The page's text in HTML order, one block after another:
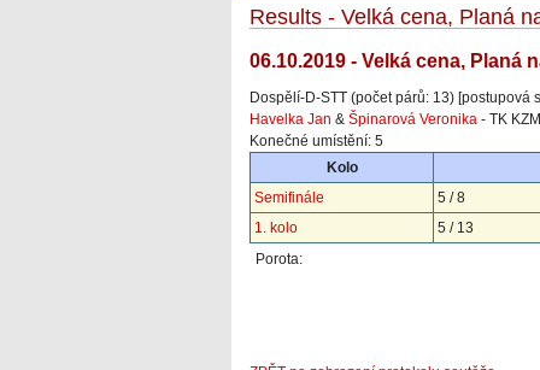
Results - Velká cena, Planá
06.10.2019 - Velká cena,
Dospělí-D-STT (počet párů: 13) [postupová
Havelka Jan & Špinarová Veronika - TK
Konečné umístění: 5
Kolo
Semifinále
5 / 8
1. kolo
5 / 13
Porota: